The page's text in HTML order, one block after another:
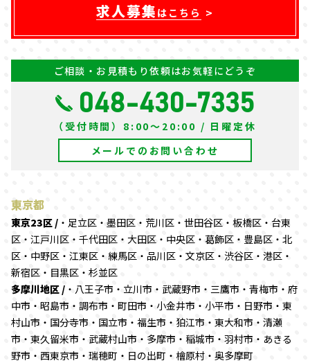
求人募集 はこちら
ご相談・お見積もり依頼はお気軽にどうぞ
048-430-7335
（受付時間）8:00～20:00 / 日曜定休
メールでのお問い合わせ
東京都
東京23区 / ・足立区・墨田区・荒川区・世田谷区・板橋区・台東
区・江戸川区・千代田区・大田区・中央区・葛飾区・豊島区・北
区・中野区・江東区・練馬区・品川区・文京区・渋谷区・港区・
新宿区・目黒区・杉並区
多摩川地区 / ・八王子市・立川市・武蔵野市・三鷹市・青梅市・府
中市・昭島市・調布市・町田市・小金井市・小平市・日野市・東
村山市・国分寺市・国立市・福生市・狛江市・東大和市・清瀬
市・東久留米市・武蔵村山市・多摩市・稲城市・羽村市・あきる
野市・西東京市・瑞穂町・日の出町・檜原村・奥多摩町